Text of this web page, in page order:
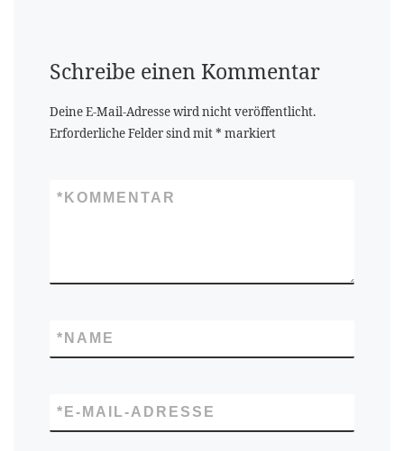
Schreibe einen Kommentar
Deine E-Mail-Adresse wird nicht veröffentlicht.
Erforderliche Felder sind mit* markiert
KOMMENTAR
*
NAME
*
E-MAIL-ADRESSE
*